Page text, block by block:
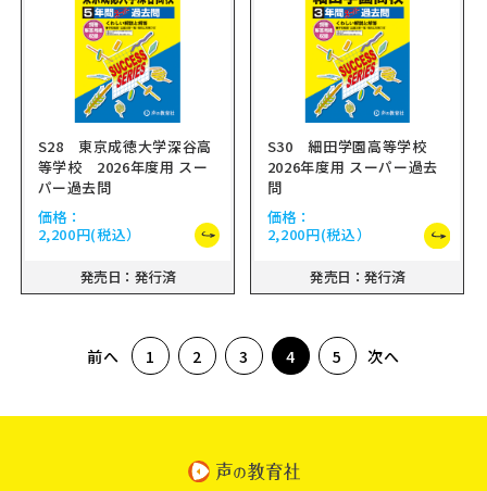
S28 東京成徳大学深谷高
等学校 2026年度用 スー
パー過去問
価格：
2,200円(税込）
発売日：発行済
S30 細田学園高等学校
2026年度用 スーパー過去
問
価格：
2,200円(税込）
発売日：発行済
前へ 1 2 3 4 5 次へ